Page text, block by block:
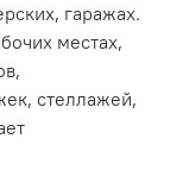
гаражах.
местах,
стеллажей,